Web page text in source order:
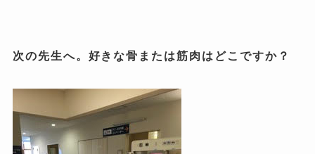
次の先生へ。好きな骨または筋肉はどこですか？